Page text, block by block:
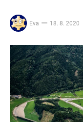
Eva 18. 8. 2020